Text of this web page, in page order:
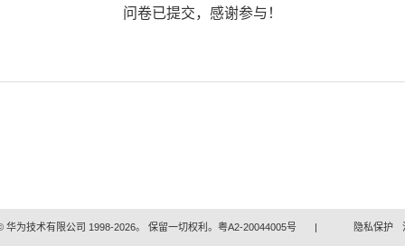
问卷已提交，感谢参与！
华为技术有限公司 1998-2026。 保留一切权利。粤A2-20044005号 | 隐私保护